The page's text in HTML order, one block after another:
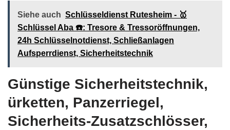
Siehe auch Schlüsseldienst Rutesheim - 🥇
Schlüssel Aba ☎️: Tresore & Tressoröffnungen,
24h Schlüsselnotdienst, Schließanlagen
Aufsperrdienst, Sicherheitstechnik
Günstige Sicherheitstechnik,
ürketten, Panzerriegel,
Sicherheits-Zusatzschlösser,